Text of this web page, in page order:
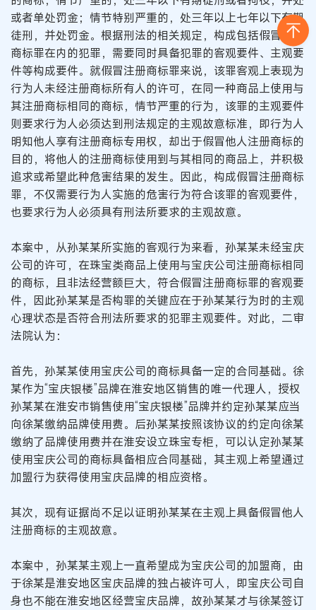
或者单处罚金；情节特别严重的，处三年以上七年以下有期
徒刑，并处罚金。根据刑法的相关规定，构成包括假冒注册
商标罪在内的犯罪，需要同时具备犯罪的客观要件、主观要
件等构成要件。就假冒注册商标罪来说，该罪客观上表现为
行为人未经注册商标所有人的许可，在同一种商品上使用与
其注册商标相同的商标，情节严重的行为，该罪的主观要件
则要求行为人必须达到刑法规定的主观故意标准，即行为人
明知他人享有注册商标专用权，却出于假冒他人注册商标的
目的，将他人的注册商标使用到与其相同的商品上，并积极
追求或希望此种危害结果的发生。因此，构成假冒注册商标
罪，不仅需要行为人实施的危害行为符合该罪的客观要件，
也要求行为人必须具有刑法所要求的主观故意。
本案中，从孙某某所实施的客观行为来看，孙某某未经宝庆
公司的许可，在珠宝类商品上使用与宝庆公司注册商标相同
的商标，且非法经营额巨大，符合假冒注册商标罪的客观要
件，因此孙某某是否构罪的关键应在于孙某某行为时的主观
心理状态是否符合刑法所要求的犯罪主观要件。对此，二审
法院认为：
首先，孙某某使用宝庆公司的商标具备一定的合同基础。徐
某作为“宝庆银楼”品牌在淮安地区销售的唯一代理人，授权
孙某某在淮安市销售使用“宝庆银楼”品牌并约定孙某某应当
向徐某缴纳品牌使用费。后孙某某按照该协议的约定向徐某
缴纳了品牌使用费并在淮安设立珠宝专柜，可以认定孙某某
使用宝庆公司的商标具备相应合同基础，其主观上希望通过
加盟行为获得使用宝庆品牌的相应资格。
其次，现有证据尚不足以证明孙某某在主观上具备假冒他人
注册商标的主观故意。
本案中，孙某某主观上一直希望成为宝庆公司的加盟商，由
于徐某是淮安地区宝庆品牌的独占被许可人，即宝庆公司自
身也不能在淮安地区经营宝庆品牌，故孙某某才与徐某签订